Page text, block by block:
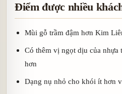
Điểm được nhiều
Mùi gỗ trầm đậm hơn Kim
Có thêm vị ngọt dịu của nhựa
hơn
Dạng nụ nhỏ cho khói ít hơn